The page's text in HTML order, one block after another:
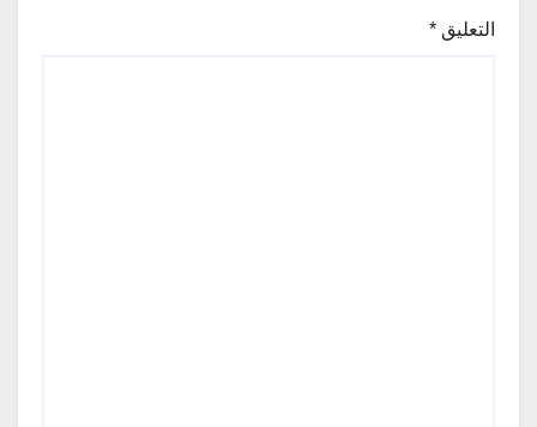
التعليق *